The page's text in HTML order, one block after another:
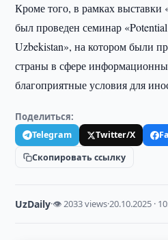
Кроме того, в рамках
был проведен семинар
Uzbekistan», на котором были
страны в сфере
благоприятные условия для
Поделиться:
Telegram Twitter/X
Скопировать ссылку
UzDaily·👁 2033 views·20.10.2025 ·